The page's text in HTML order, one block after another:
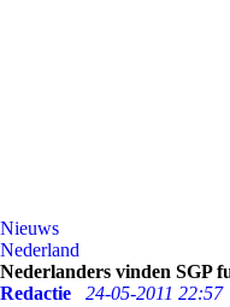
Nieuws
Nederland
Nederlanders vinden SGP
Redactie
24-05-2011 22:57